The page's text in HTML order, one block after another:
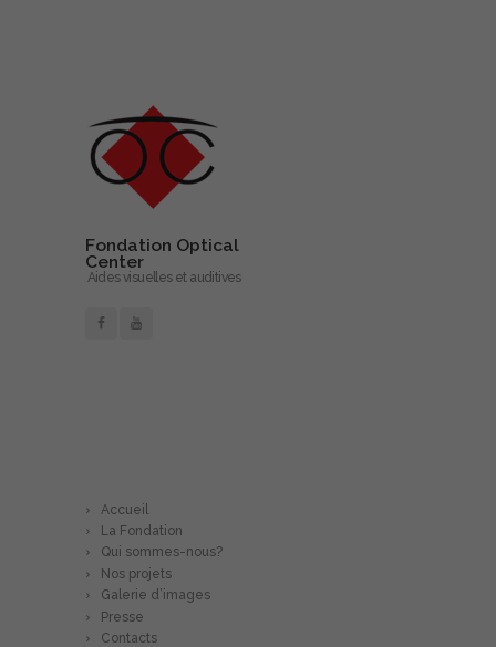
Fondation Optical
Center
Aides visuelles et auditives
Accueil
La Fondation
Qui sommes-nous?
Nos projets
Galerie d’images
Presse
Contacts